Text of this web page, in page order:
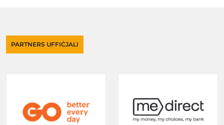
PARTNERS UFFIĊJALI